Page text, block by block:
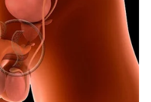
straha da će izgubiti sebe.
KOJA SE